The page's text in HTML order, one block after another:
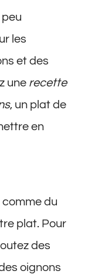
les
et des
une recette
, un plat de
en
du
plat. Pour
des
oignons